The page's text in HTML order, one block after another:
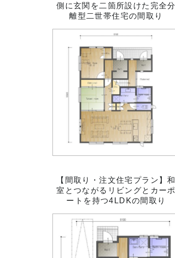
側に玄関を二箇所設けた完全分
離型二世帯住宅の間取り
【間取り・注文住宅プラン】和
室とつながるリビングとカーポ
ートを持つ4LDKの間取り